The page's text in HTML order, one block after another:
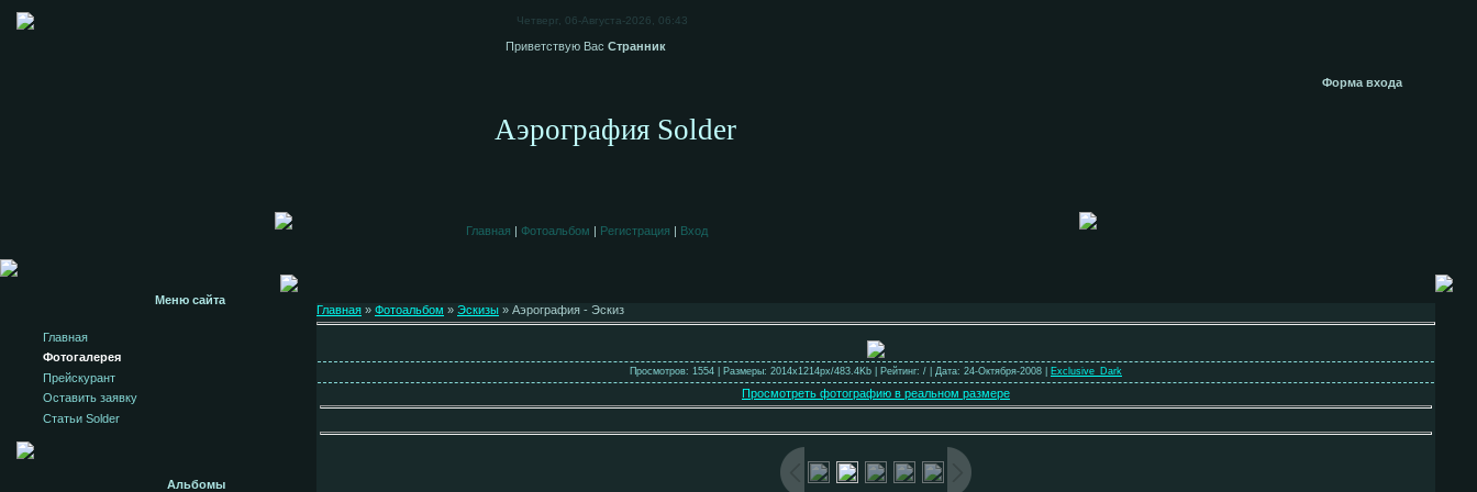
Четверг, 06-Августа-2026, 06:43
Приветствую Вас Странник
Аэрография Solder
Главная | Фотоальбом | Регистрация | Вход
Форма входа
Меню сайта
Главная
Фотогалерея
Прейскурант
Оставить заявку
Статьи Solder
Альбомы
Главная » Фотоальбом » Эскизы » Аэрография - Эскиз
Просмотров: 1554 | Размеры: 2014x1214px/483.4Kb | Рейтинг: / | Дата: 24-Октября-2008 | Exclusive_Dark
Просмотреть фотографию в реальном размере